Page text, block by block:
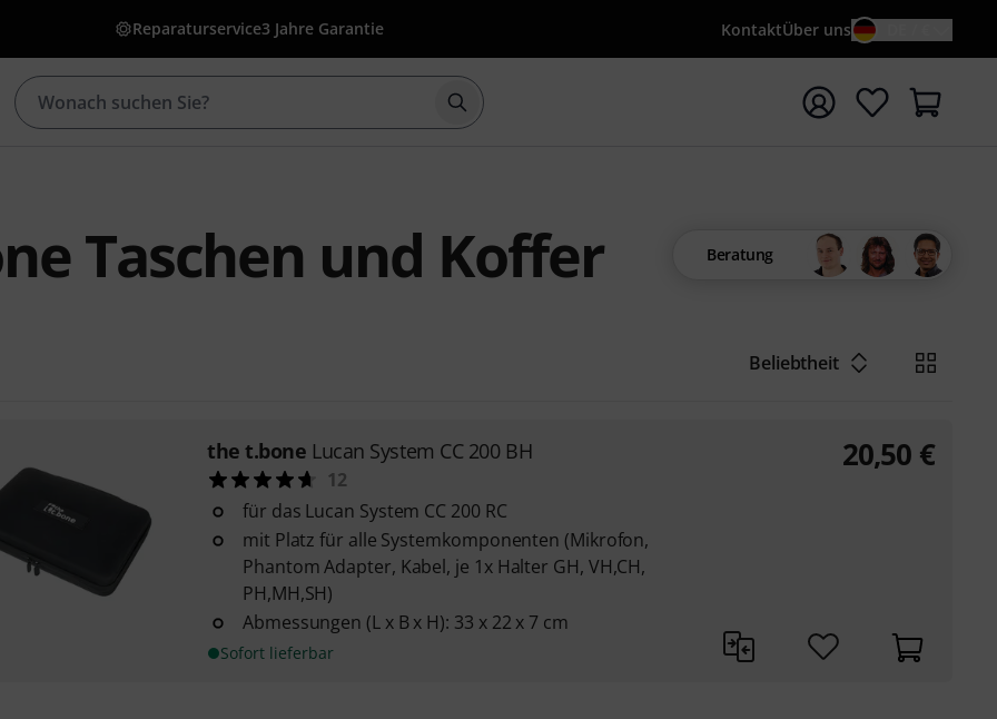
Reparaturservice3 Jahre Garantie KontaktÜber uns
Suche mit Suchwort {searchTerm} starten
Taschen und Koffer Beratung
Beliebtheit
the t.bone Lucan System CC 200 BH
12
für das Lucan System CC 200 RC
mit Platz für alle Systemkomponenten (Mikrofon,
Phantom Adapter, Kabel, je 1x Halter GH, VH,CH,
PH,MH,SH)
Abmessungen (L x B x H): 33 x 22 x 7 cm
Sofort lieferbar
20,50 €